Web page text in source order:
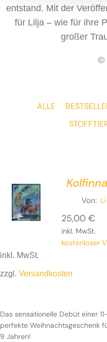
entstand. Mit der
für Lilja – wie für ihre
großer
©
ALLE
vorVon:
25,00 €
inkl. MwSt.
kostenloser
inkl. MwSt.
zzgl. Versandkosten
Das sensationelle Debüt einer
perfekte Weihnachtsgeschenk
9 Jahren!